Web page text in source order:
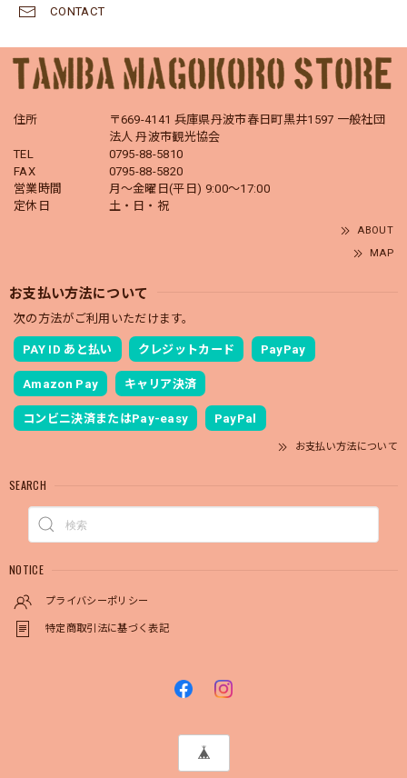
CONTACT
住所
〒669-4141 兵庫県丹波市春日町黒井1597 一般社団
法人 丹波市観光協会
TEL
0795-88-5810
FAX
0795-88-5820
営業時間
月～金曜日(平日) 9:00～17:00
定休日
土・日・祝
ABOUT
MAP
お支払い方法について
次の方法がご利用いただけます。
PAY ID あと払い クレジットカード PayPay
Amazon Pay キャリア決済
コンビニ決済またはPay-easy PayPal
お支払い方法について
SEARCH
NOTICE
プライバシーポリシー
特定商取引法に基づく表記